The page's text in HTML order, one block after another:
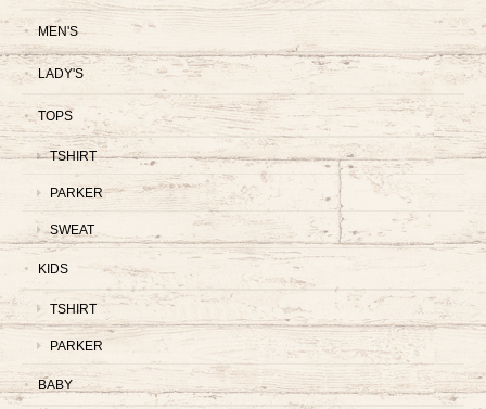
MEN'S
LADY'S
TOPS
TSHIRT
PARKER
SWEAT
KIDS
TSHIRT
PARKER
BABY